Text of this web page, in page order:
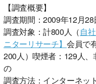
【調査概要】
調査期間：2009年12月28
調査対象：計800人（自
ニターリサーチ】 会員で
200人）喫煙者：129人
の
調査方法：インターネッ